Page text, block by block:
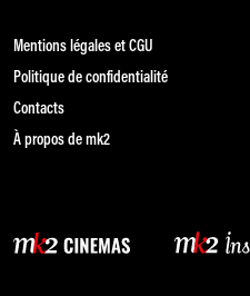
Mentions légales et CGU
Politique de confidentialité
Contacts
À propos de mk2